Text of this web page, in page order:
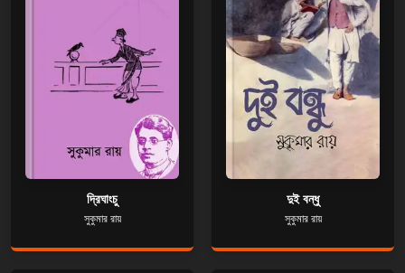
দ্রিঘাংচু
সুকুমার রায়
দুই বন্ধু
সুকুমার রায়